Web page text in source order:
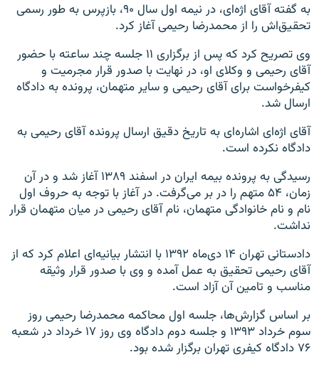
به گفته آقای اژه‌ای، در نیمه اول سال ۹۰، بازپرس به طور رسمی
تحقیق‌اش را از محمدرضا رحیمی آغاز کرد.
وی تصریح کرد که پس از برگزاری ۱۱ جلسه چند ساعته با حضور
آقای رحیمی و وکلای او، در ‌‌نهایت با صدور قرار مجرمیت و
کیفرخواست برای آقای رحیمی و سایر متهمان، پرونده به دادگاه
ارسال شد.
آقای اژه‌ای اشاره‌ای به تاریخ دقیق ارسال پرونده آقای رحیمی به
دادگاه نکرده است.
رسیدگی به پرونده بیمه ایران در اسفند ۱۳۸۹ آغاز شد و در آن
زمان، ۵۴ متهم را در بر می‌گرفت. در آغاز با توجه به حروف اول
نام و نام خانوادگی متهمان، نام آقای رحیمی در میان متهمان قرار
نداشت.
دادستانی تهران ۱۴ دی‌ماه ۱۳۹۲ با انتشار بیانیه‌ای اعلام کرد که از
آقای رحیمی تحقیق به عمل آمده و وی با صدور قرار وثیقه‌
مناسب و تامین آن آزاد است.
بر اساس گزارش‌ها، جلسه اول محاکمه محمدرضا رحیمی روز
سوم خرداد ۱۳۹۳ و جلسه دوم دادگاه وی روز ۱۷ خرداد در شعبه
۷۶ دادگاه کیفری تهران برگزار شده بود.